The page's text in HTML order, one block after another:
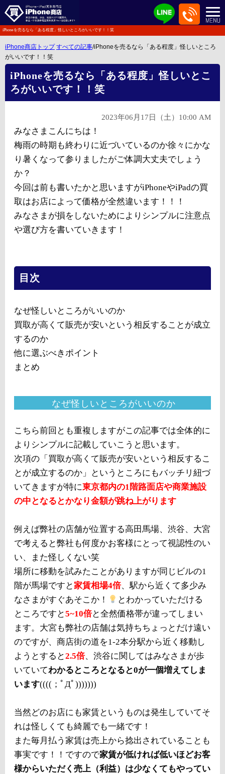
iPhoneを売るなら「ある程度」怪しいところがいいです！！笑
iPhone商店トップ すべての記事/iPhoneを売るなら「ある程度」怪しいところ
がいいです！！笑
iPhoneを売るなら「ある程度」怪しいとこ
ろがいいです！！笑
2023年06月17日（土）10:00 AM
みなさまこんにちは！
梅雨の時期も終わりに近づいているのか徐々にかな
り暑くなって参りましたがご体調大丈夫でしょう
か？
今回は前も書いたかと思いますがiPhoneやiPadの買
取はお店によって価格が全然違います！！！
みなさまが損をしないためによりシンプルに注意点
や選び方を書いていきます！
目次
なぜ怪しいところがいいのか
買取が高くて販売が安いという相反することが成立
するのか
他に選ぶべきポイント
まとめ
なぜ怪しいところがいいのか
こちら前回とも重複しますがこの記事では全体的に
よりシンプルに記載していこうと思います。
次項の「買取が高くて販売が安いという相反するこ
とが成立するのか」というところにもバッチリ紐づ
いてきますが特に東京都内の1階路面店や商業施設
の中となるとかなり金額が跳ね上がります
例えば弊社の店舗が位置する高田馬場、渋谷、大宮
で考えると弊社も何度かお客様にとって視認性のい
い、また怪しくない笑
場所に移動を試みたことがありますが同じビルの1
階が馬場ですと家賃相場4倍、駅から近くて多少み
なさまがすぐあそこか！
とわかっていただける
ところですと5~10倍と全然価格帯が違ってしまい
ます。大宮も弊社の店舗は気持ちちょっとだけ遠い
のですが、商店街の道を1-2本分駅から近く移動し
ようとすると2.5倍、渋谷に関してはみなさまが歩
いていてわかるところとなると0が一個増えてしま
います((((；ﾟДﾟ)))))))
当然どのお店にも家賃というものは発生していてそ
れは怪しくても綺麗でも一緒です！
また毎月払う家賃は売上から捻出されていることも
事実です！！ですので家賃が低ければ低いほどお客
様からいただく売上（利益）は少なくてもやってい